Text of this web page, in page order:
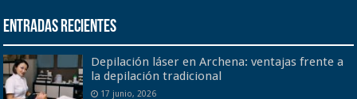
Entradas recientes
Depilación láser en Archena: ventajas frente a
la depilación tradicional
17 junio, 2026